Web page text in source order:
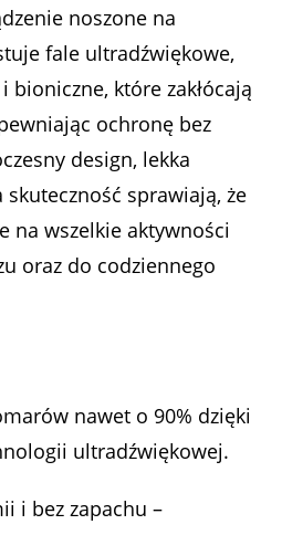
noszone na
fale ultradźwiękowe,
bioniczne, które zakłócają
ochronę bez
design, lekka
sprawiają, że
na wszelkie aktywności
oraz do codziennego
nawet o 90% dzięki
ultradźwiękowej.
i bez zapachu –